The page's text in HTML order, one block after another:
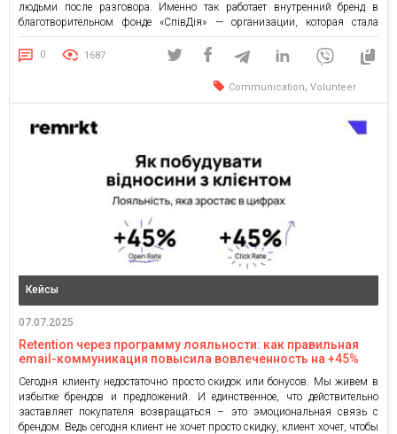
людьми после разговора. Именно так работает внутренний бренд в
благотворительном фонде «СпівДія» — организации, которая стала
примером того, как из волонтерского движения вырастает живая,
ценностная система с собственной культурой, […]
0 1687
Communication, Volunteer
Кейсы
07.07.2025
Retention через программу лояльности: как правильная
email-коммуникация повысила вовлеченность на +45%
Сегодня клиенту недостаточно просто скидок или бонусов. Мы живем в
избытке брендов и предложений. И единственное, что действительно
заставляет покупателя возвращаться – это эмоциональная связь с
брендом. Ведь сегодня клиент не хочет просто скидку, клиент хочет, чтобы